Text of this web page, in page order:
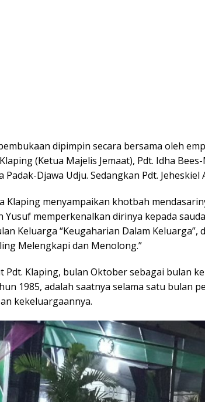
dipimpin secara bersama oleh
(Ketua Majelis Jemaat), Pdt. Idha
Padak-Djawa Udju. Sedangkan Pdt. Jeheskiel
Klaping menyampaikan khotbah
Yusuf memperkenalkan dirinya kepada
Keluarga “Keugaharian Dalam Keluarga”,
Melengkapi dan Menolong.”
Pdt. Klaping, bulan Oktober sebagai bulan
1985, adalah saatnya selama satu bulan
kekeluargaannya.